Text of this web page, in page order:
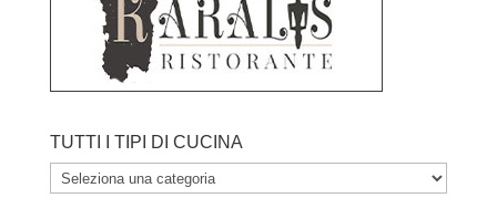
TUTTI I TIPI DI CUCINA
TUTTI